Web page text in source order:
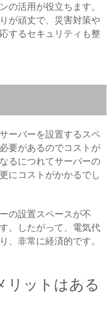
の活用が役立ちます。
が頑丈で、災害対策や
するセキュリティも整
ーバーを設置するスペ
要があるのでコストが
るにつれてサーバーの
にコストがかかるでし
の設置スペースが不
。したがって、電気代
、非常に経済的です。
リットはある